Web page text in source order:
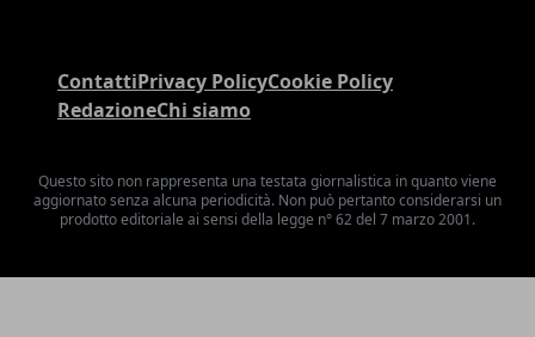
ContattiPrivacy PolicyCookie Policy
RedazioneChi siamo
Questo sito non rappresenta una testata giornalistica in quanto viene
aggiornato senza alcuna periodicità. Non può pertanto considerarsi un
prodotto editoriale ai sensi della legge n° 62 del 7 marzo 2001.